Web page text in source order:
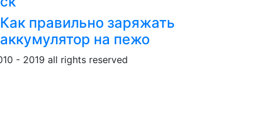
Как правильно заряжать
аккумулятор на пежо
- 2019 all rights reserved